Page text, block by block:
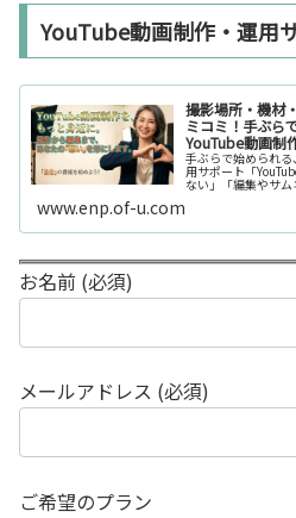
YouTube動画制作・運用
撮影場所・機材
ミコミ！手ぶら
YouTube動画制
手ぶらで始められ
用サポート「
ない」「編集やサ
続きしない」「機
www.enp.of-u.com
お名前 (必須)
メールアドレス (必須)
ご希望のプラン